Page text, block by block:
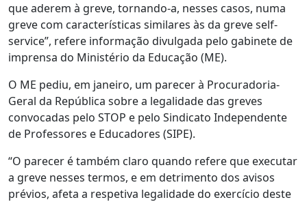
que aderem à greve, tornando-a, nesses casos, numa
greve com características similares às da greve self-
service”, refere informação divulgada pelo gabinete de
imprensa do Ministério da Educação (ME).
O ME pediu, em janeiro, um parecer à Procuradoria-
Geral da República sobre a legalidade das greves
convocadas pelo STOP e pelo Sindicato Independente
de Professores e Educadores (SIPE).
“O parecer é também claro quando refere que executar
a greve nesses termos, e em detrimento dos avisos
prévios, afeta a respetiva legalidade do exercício deste